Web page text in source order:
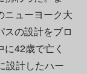
ニューヨーク大
の設計をブロ
42歳で亡く
設計したハー